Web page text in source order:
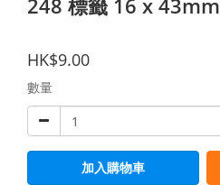
248 標籤 16 x 43mm
HK$9.00
數量
加入購物車